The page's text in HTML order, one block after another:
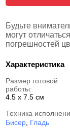
Будьте
могут
погрешностей
Характеристика
Размер готовой
работы:
4.5 x 7.5 см
Техника
Бисер Гладь